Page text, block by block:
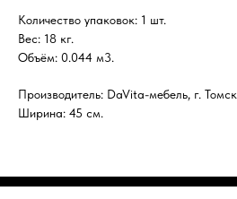
Количество упаковок: 1 шт.
Вес: 18 кг.
Объём: 0.044 м3.
Производитель: DaVita-мебель, г. Томск
Ширина: 45 см.